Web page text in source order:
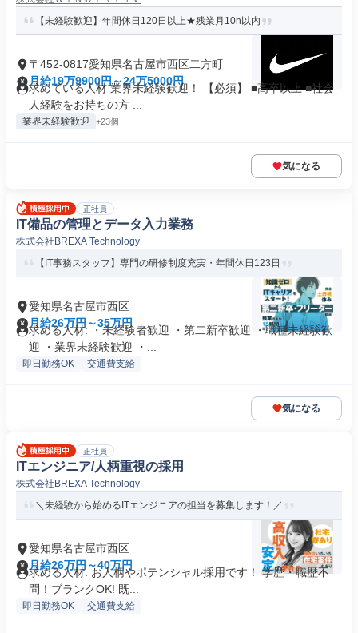
【未経験歓迎】年間休日120日以上★残業月10h以内
〒452-0817愛知県名古屋市西区二方町
月給19万9900円～24万5000円
求めている人材 業界未経験歓迎！ 【必須】 ■高卒以上 ■社会
人経験をお持ちの方 ...
業界未経験歓迎 +23個
気になる
正社員
IT備品の管理とデータ入力業務
株式会社BREXA Technology
【IT事務スタッフ】専門の研修制度充実・年間休日123日
愛知県名古屋市西区
月給26万円～35万円
求める人材: ・未経験者歓迎 ・第二新卒歓迎 ・職種未経験歓
迎 ・業界未経験歓迎 ・...
即日勤務OK 交通費支給
気になる
正社員
ITエンジニア/人柄重視の採用
株式会社BREXA Technology
＼未経験から始めるITエンジニアの担当を募集します！／
愛知県名古屋市西区
月給26万円～40万円
求める人材: お人柄やポテンシャル採用です！ 学歴・職歴不
問！ブランクOK! 既...
即日勤務OK 交通費支給